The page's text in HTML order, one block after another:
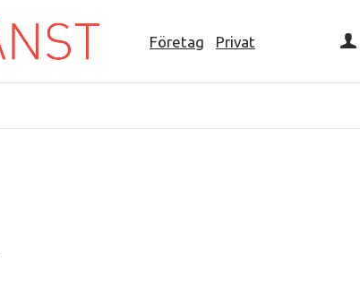
Företag Privat